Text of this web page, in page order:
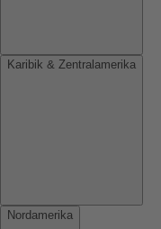
Karibik & Zentralamerika
Nordamerika